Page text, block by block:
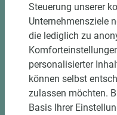
DOWNLOADS
Steuerung unserer
Unternehmensziele
die lediglich zu
personalisierter
können selbst
zulassen möchten.
Basis Ihrer